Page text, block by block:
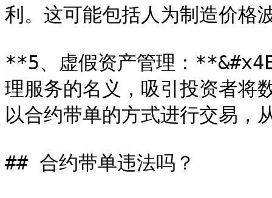
利。这可能包括人为制造价格
**5、虚假资产管理：
理服务的名义，吸引投资者将
以合约带单的方式进行交易，
## 合约带单违法吗？